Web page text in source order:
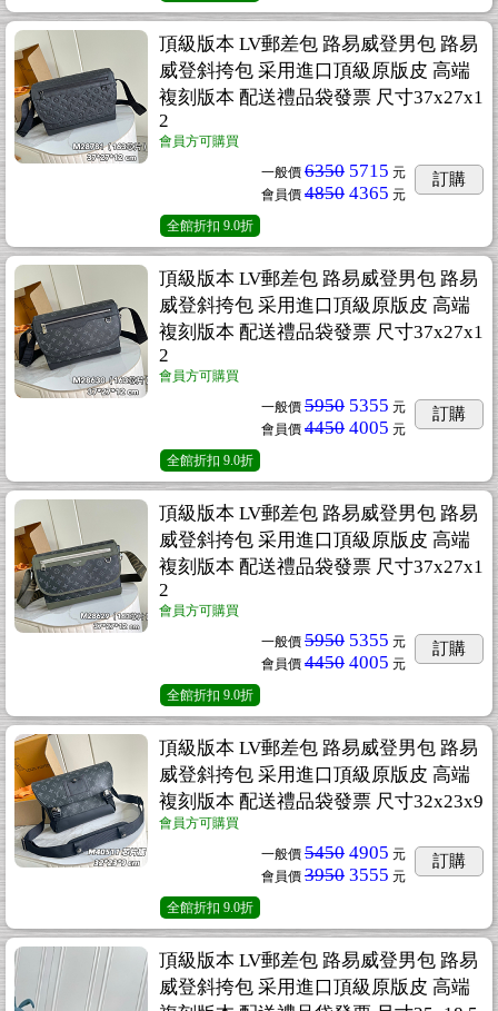
頂級版本 LV郵差包 路易威登男包 路易
威登斜挎包 采用進口頂級原版皮 高端
複刻版本 配送禮品袋發票 尺寸37x27x1
2
會員方可購買
一般價 6350 5715 元
會員價 4850 4365 元
訂購
全館折扣 9.0折
頂級版本 LV郵差包 路易威登男包 路易
威登斜挎包 采用進口頂級原版皮 高端
複刻版本 配送禮品袋發票 尺寸37x27x1
2
會員方可購買
一般價 5950 5355 元
會員價 4450 4005 元
訂購
全館折扣 9.0折
頂級版本 LV郵差包 路易威登男包 路易
威登斜挎包 采用進口頂級原版皮 高端
複刻版本 配送禮品袋發票 尺寸37x27x1
2
會員方可購買
一般價 5950 5355 元
會員價 4450 4005 元
訂購
全館折扣 9.0折
頂級版本 LV郵差包 路易威登男包 路易
威登斜挎包 采用進口頂級原版皮 高端
複刻版本 配送禮品袋發票 尺寸32x23x9
會員方可購買
一般價 5450 4905 元
會員價 3950 3555 元
訂購
全館折扣 9.0折
頂級版本 LV郵差包 路易威登男包 路易
威登斜挎包 采用進口頂級原版皮 高端